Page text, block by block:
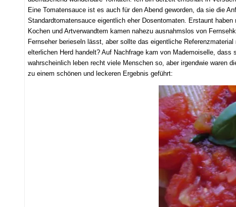
Eine Tomatensauce ist es auch für den Abend geworden, da sie die
Standardtomatensauce eigentlich eher Dosentomaten. Erstaunt
Kochen und Artverwandtem kamen nahezu ausnahmslos von
Fernseher berieseln lässt, aber sollte das eigentliche
elterlichen Herd handelt? Auf Nachfrage kam von Mademoiselle,
wahrscheinlich leben recht viele Menschen so, aber irgendwie waren
zu einem schönen und leckeren Ergebnis geführt: